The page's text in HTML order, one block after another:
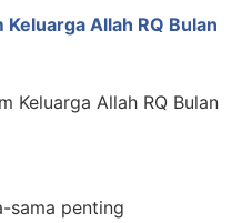
Allah RQ Bulan
sama penting